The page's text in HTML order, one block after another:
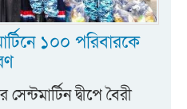
১০০ পরিবারকে
দ্বীপে বৈরী